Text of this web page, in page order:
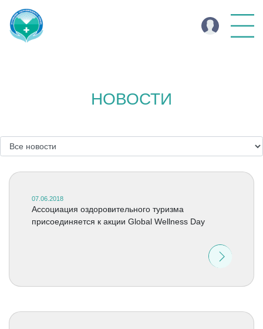
НОВОСТИ
07.06.2018
Ассоциация оздоровительного туризма
присоединяется к акции Global Wellness Day